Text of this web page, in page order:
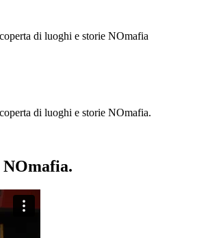
di luoghi e storie NOmafia
di luoghi e storie NOmafia.